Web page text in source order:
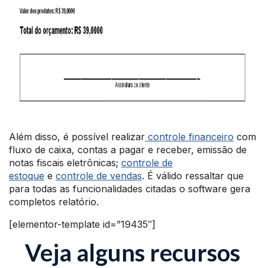
Além disso, é possível realizar controle financeiro com
fluxo de caixa, contas a pagar e receber, emissão de
notas fiscais eletrônicas; controle de
estoque e controle de vendas. É válido ressaltar que
para todas as funcionalidades citadas o software gera
completos relatório.
[elementor-template id=”19435″]
Veja alguns recursos